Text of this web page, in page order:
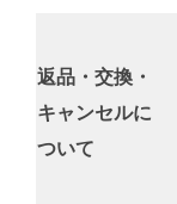
返品・交換・
キャンセルに
ついて